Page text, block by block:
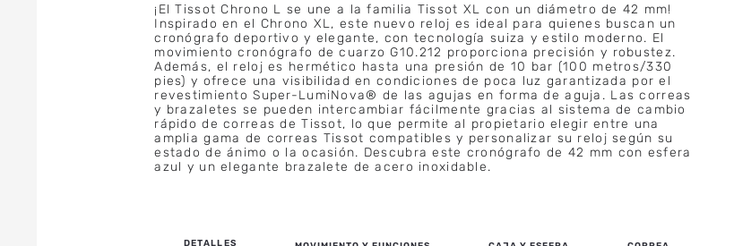
¡El Tissot Chrono L se une a la familia Tissot XL con un diámetro de 42 mm!
Inspirado en el Chrono XL, este nuevo reloj es ideal para quienes buscan un
cronógrafo deportivo y elegante, con tecnología suiza y estilo moderno. El
movimiento cronógrafo de cuarzo G10.212 proporciona precisión y robustez.
Además, el reloj es hermético hasta una presión de 10 bar (100 metros/330
pies) y ofrece una visibilidad en condiciones de poca luz garantizada por el
revestimiento Super-LumiNova® de las agujas en forma de aguja. Las correas
y brazaletes se pueden intercambiar fácilmente gracias al sistema de cambio
rápido de correas de Tissot, lo que permite al propietario elegir entre una
amplia gama de correas Tissot compatibles y personalizar su reloj según su
estado de ánimo o la ocasión. Descubra este cronógrafo de 42 mm con esfera
azul y un elegante brazalete de acero inoxidable.